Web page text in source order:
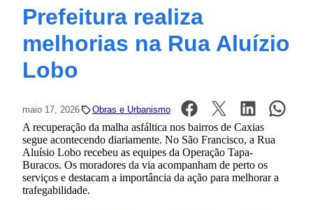
Prefeitura realiza
melhorias na Rua Aluízio
Lobo
maio 17, 2026 Obras e Urbanismo
A recuperação da malha asfáltica nos bairros de Caxias
segue acontecendo diariamente. No São Francisco, a Rua
Aluísio Lobo recebeu as equipes da Operação Tapa-
Buracos. Os moradores da via acompanham de perto os
serviços e destacam a importância da ação para melhorar a
trafegabilidade.